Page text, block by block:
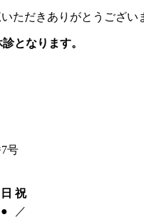
ただきありがとうござい
となります。
7号
日 祝
● ／